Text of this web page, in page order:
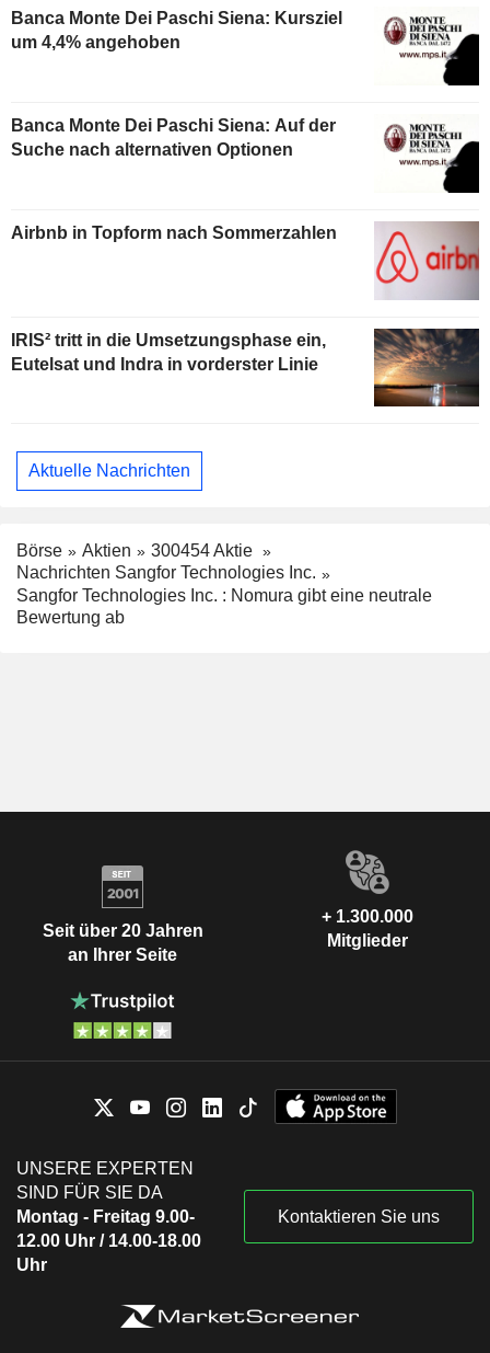
Banca Monte Dei Paschi Siena: Kursziel
um 4,4% angehoben
Banca Monte Dei Paschi Siena: Auf der
Suche nach alternativen Optionen
Airbnb in Topform nach Sommerzahlen
IRIS² tritt in die Umsetzungsphase ein,
Eutelsat und Indra in vorderster Linie
Aktuelle Nachrichten
Börse Aktien
300454 Aktie
Nachrichten Sangfor Technologies Inc.
Sangfor Technologies Inc. : Nomura gibt eine neutrale
Bewertung ab
Seit über 20 Jahren
an Ihrer Seite
+ 1.300.000
Mitglieder
UNSERE EXPERTEN
SIND FÜR SIE DA
Montag - Freitag 9.00-
12.00 Uhr / 14.00-18.00
Uhr
Kontaktieren Sie uns